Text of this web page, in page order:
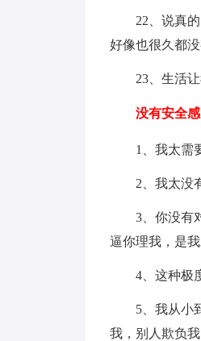
22、说真
好像也很久都没
23、生活
没有安全感
1、我太需
2、我太没
3、你没有
逼你理我，是
4、这种极
5、我从小
我，别人欺负